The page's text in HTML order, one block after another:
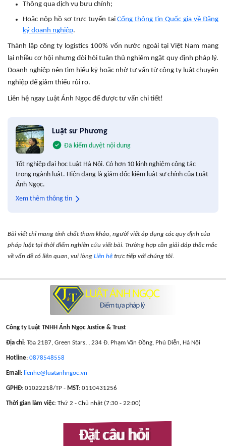
Thông qua dịch vụ bưu chính;
Hoặc nộp hồ sơ trực tuyến tạiCổng thông tin Quốc gia về Đăng
ký doanh nghiệp.
Thành lập công ty logistics 100% vốn nước ngoài tại Việt Nam mang
lại nhiều cơ hội nhưng đòi hỏi tuân thủ nghiêm ngặt quy định pháp lý.
Doanh nghiệp nên tìm hiểu kỹ hoặc nhờ tư vấn từ công ty luật chuyên
nghiệp để giảm thiểu rủi ro.
Liên hệ ngay Luật Ánh Ngọc để được tư vấn chi tiết!
Luật sư Phương
Đã kiểm duyệt nội dung
Tốt nghiệp đại học Luật Hà Nội. Có hơn 10 kinh nghiệm công tác
trong ngành luật. Hiện đang là giám đốc kiêm luật sư chính của Luật
Ánh Ngọc.
Xem thêm thông tin
Bài viết chỉ mang tính chất tham khảo, người viết áp dụng các quy định của
pháp luật tại thời điểm nghiên cứu viết bài. Trường hợp cần giải đáp thắc mắc
về vấn đề có liên quan, vui lòng Liên hệ trực tiếp với chúng tôi.
Công ty Luật TNHH Ánh Ngọc Justice & Trust
Địa chỉ: Tòa 21B7, Green Stars, , 234 Đ. Phạm Văn Đồng, Phú Diễn, Hà Nội
Hotline: 0878548558
Email : lienhe@luatanhngoc.vn
GPHĐ: 01022218/TP - MST: 0110431256
Thời gian làm việc: Thứ 2 - Chủ nhật (7:30 - 22:00)
Đặt câu hỏi